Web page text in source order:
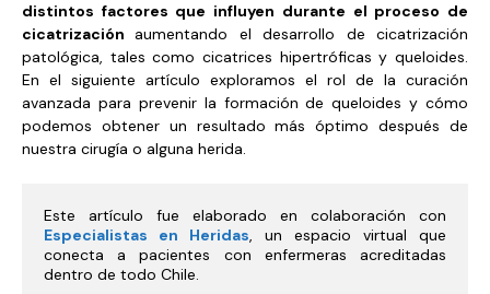
distintos factores que influyen durante el proceso de
cicatrizaciónaumentando el desarrollo de cicatrización
patológica, tales como cicatrices hipertróficas y queloides.
En el siguiente artículo exploramos el rol de la curación
avanzada para prevenir la formación de queloides y cómo
podemos obtener un resultado más óptimo después de
nuestra cirugía o alguna herida.
Especialistas en Heridas, un espacio virtual que
conecta a pacientes con enfermeras acreditadas
dentro de todo Chile.